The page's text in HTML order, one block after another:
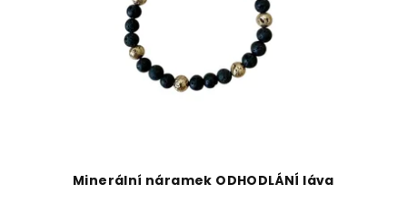
Minerální náramek ODHODLÁNÍ láva